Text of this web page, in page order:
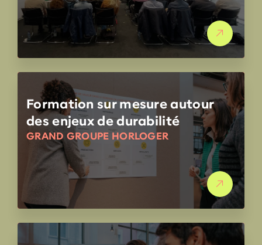
Formation sur mesure autour
des enjeux de durabilité
GRAND GROUPE HORLOGER